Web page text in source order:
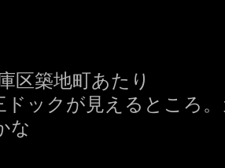
区築地町あたり
ドックが見えるところ
な